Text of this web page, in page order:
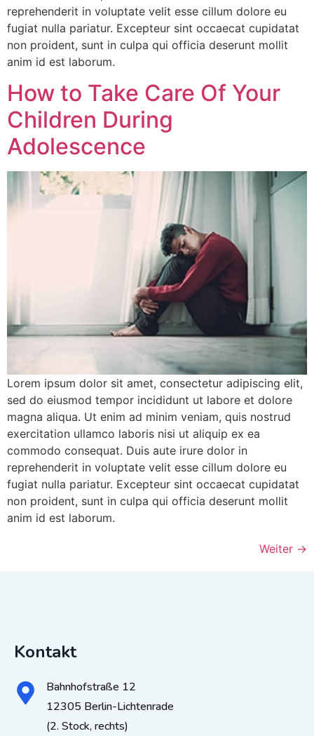
reprehenderit in voluptate velit esse cillum dolore eu
fugiat nulla pariatur. Excepteur sint occaecat cupidatat
non proident, sunt in culpa qui officia deserunt mollit
anim id est laborum.
How to Take Care Of Your
Children During
Adolescence
Lorem ipsum dolor sit amet, consectetur adipiscing elit,
sed do eiusmod tempor incididunt ut labore et dolore
magna aliqua. Ut enim ad minim veniam, quis nostrud
exercitation ullamco laboris nisi ut aliquip ex ea
commodo consequat. Duis aute irure dolor in
reprehenderit in voluptate velit esse cillum dolore eu
fugiat nulla pariatur. Excepteur sint occaecat cupidatat
non proident, sunt in culpa qui officia deserunt mollit
anim id est laborum.
Weiter →
Kontakt
Bahnhofstraße 12
12305 Berlin-Lichtenrade
(2. Stock, rechts)